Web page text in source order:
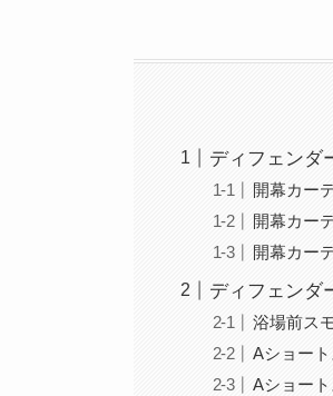
ディフェンダ
開幕カー
開幕カー
開幕カー
ディフェンダ
浴場前ス
Aショー
Aショー